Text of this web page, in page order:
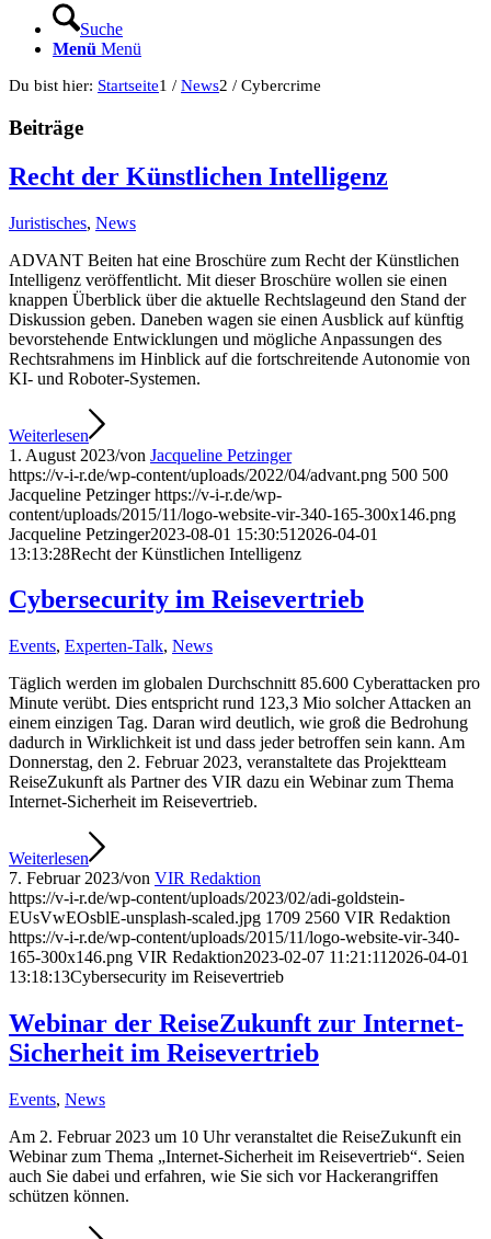
Suche
Menü Menü
Du bist hier: Startseite1 / News2 / Cybercrime
Beiträge
Recht der Künstlichen Intelligenz
Juristisches, News
ADVANT Beiten hat eine Broschüre zum Recht der Künstlichen
Intelligenz veröffentlicht. Mit dieser Broschüre wollen sie einen
knappen Überblick über die aktuelle Rechtslageund den Stand der
Diskussion geben. Daneben wagen sie einen Ausblick auf künftig
bevorstehende Entwicklungen und mögliche Anpassungen des
Rechtsrahmens im Hinblick auf die fortschreitende Autonomie von
KI- und Roboter-Systemen.
Weiterlesen
1. August 2023/von Jacqueline Petzinger
https://v-i-r.de/wp-content/uploads/2022/04/advant.png 500 500
Jacqueline Petzinger https://v-i-r.de/wp-
content/uploads/2015/11/logo-website-vir-340-165-300x146.png
Jacqueline Petzinger2023-08-01 15:30:51 2026-04-01
13:13:28Recht der Künstlichen Intelligenz
Cybersecurity im Reisevertrieb
Events, Experten-Talk, News
Täglich werden im globalen Durchschnitt 85.600 Cyberattacken pro
Minute verübt. Dies entspricht rund 123,3 Mio solcher Attacken an
einem einzigen Tag. Daran wird deutlich, wie groß die Bedrohung
dadurch in Wirklichkeit ist und dass jeder betroffen sein kann. Am
Donnerstag, den 2. Februar 2023, veranstaltete das Projektteam
ReiseZukunft als Partner des VIR dazu ein Webinar zum Thema
Internet-Sicherheit im Reisevertrieb.
Weiterlesen
7. Februar 2023/von VIR Redaktion
https://v-i-r.de/wp-content/uploads/2023/02/adi-goldstein-
EUsVwEOsblE-unsplash-scaled.jpg 1709 2560 VIR Redaktion
https://v-i-r.de/wp-content/uploads/2015/11/logo-website-vir-340-
165-300x146.png VIR Redaktion2023-02-07 11:21:11 2026-04-01
13:18:13Cybersecurity im Reisevertrieb
Webinar der ReiseZukunft zur Internet-
Sicherheit im Reisevertrieb
Events, News
Am 2. Februar 2023 um 10 Uhr veranstaltet die ReiseZukunft ein
Webinar zum Thema „Internet-Sicherheit im Reisevertrieb“. Seien
auch Sie dabei und erfahren, wie Sie sich vor Hackerangriffen
schützen können.